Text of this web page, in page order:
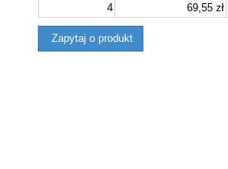
4
69,55 zł
Zapytaj o produkt